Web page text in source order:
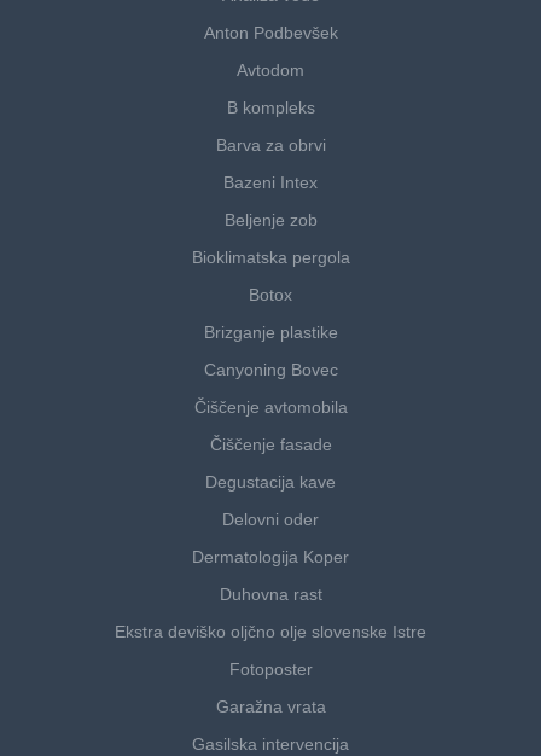
Anton Podbevšek
Avtodom
B kompleks
Barva za obrvi
Bazeni Intex
Beljenje zob
Bioklimatska pergola
Botox
Brizganje plastike
Canyoning Bovec
Čiščenje avtomobila
Čiščenje fasade
Degustacija kave
Delovni oder
Dermatologija Koper
Duhovna rast
Ekstra deviško oljčno olje slovenske Istre
Fotoposter
Garažna vrata
Gasilska intervencija